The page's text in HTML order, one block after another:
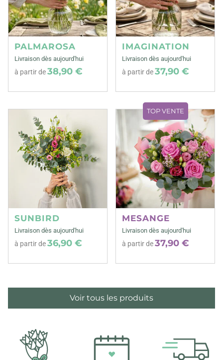
PALMAROSA
Livraison dès aujourd'hui
à partir de38,90 €
IMAGINATION
Livraison dès aujourd'hui
à partir de37,90 €
SUNBIRD
Livraison dès aujourd'hui
à partir de36,90 €
TOP VENTE
MESANGE
Livraison dès aujourd'hui
à partir de37,90 €
Voir tous les produits